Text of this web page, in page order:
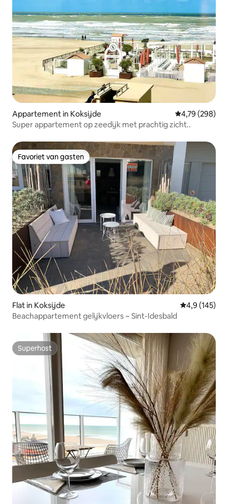
Appartement in Koksijde Gemiddelde
4,79 (298)
Super appartement op zeedijk met prachtig zicht..
Favoriet van gasten
Favoriet van gasten
Flat in Koksijde Gemiddelde
4,9 (145)
Beachappartement gelijkvloers ~ Sint-Idesbald
Superhost
Superhost